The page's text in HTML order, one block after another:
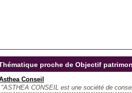
proche de Objectif
Conseil
"ASTHEA CONSEIL est une société de